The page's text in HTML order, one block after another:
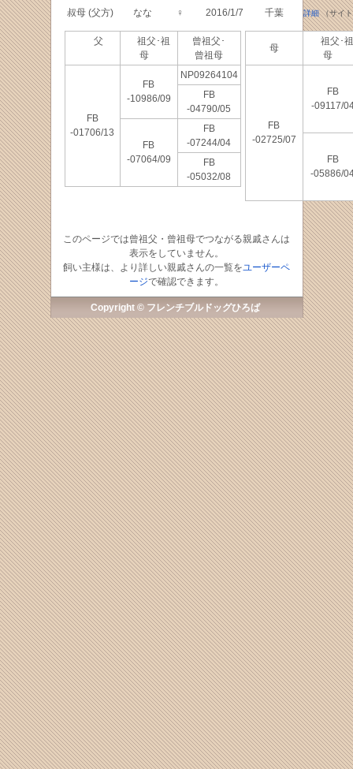
叔母 (父方) なな ♀ 2016/1/7 千葉 詳細（サイト
父
祖父･祖
母
曾祖父･
曾祖母
FB
-01706/13
FB
-10986/09
NP09264104
FB
-04790/05
FB
-07064/09
FB
-07244/04
FB
-05032/08
母
祖父･祖
母
FB
-02725/07
FB
-09117/
FB
-05886/
このページでは曾祖父・曾祖母でつながる親戚さんは
表示をしていません。
飼い主様は、より詳しい親戚さんの一覧をユーザーペ
ージで確認できます。
Copyright © フレンチブルドッグひろば